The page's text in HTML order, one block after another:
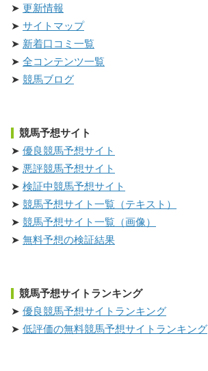
更新情報
サイトマップ
新着口コミ一覧
全コンテンツ一覧
競馬ブログ
競馬予想サイト
優良競馬予想サイト
悪評競馬予想サイト
検証中競馬予想サイト
競馬予想サイト一覧（テキスト）
競馬予想サイト一覧（画像）
無料予想の検証結果
競馬予想サイトランキング
優良競馬予想サイトランキング
低評価の無料競馬予想サイトランキング